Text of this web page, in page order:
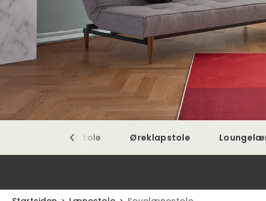
Reclinerlænestole Øreklapstole